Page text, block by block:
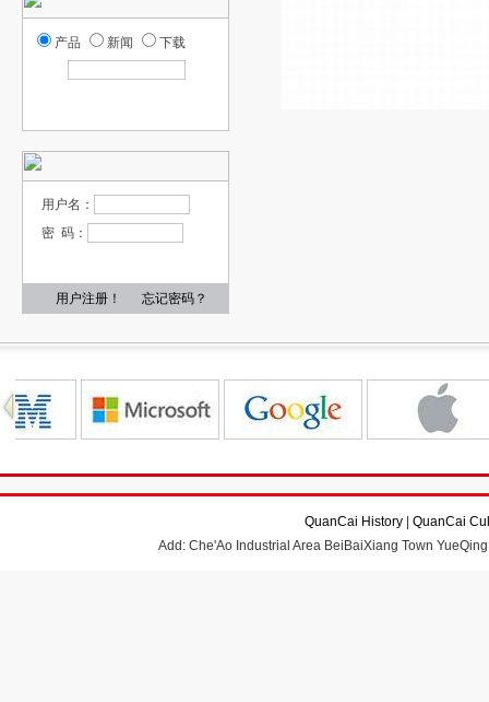
产品 新闻 下载
用户名：
密 码：
用户注册！ 忘记密码？
QuanCai History
QuanCai
Add: Che'Ao Industrial Area BeiBaiXiang Town